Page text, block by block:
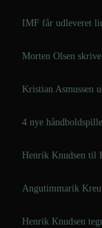
IMF får udleveret
Morten Olsen
Kristian Asmussen
4 nye
Henrik Knudsen til
Angutimmarik
Henrik Knudsen